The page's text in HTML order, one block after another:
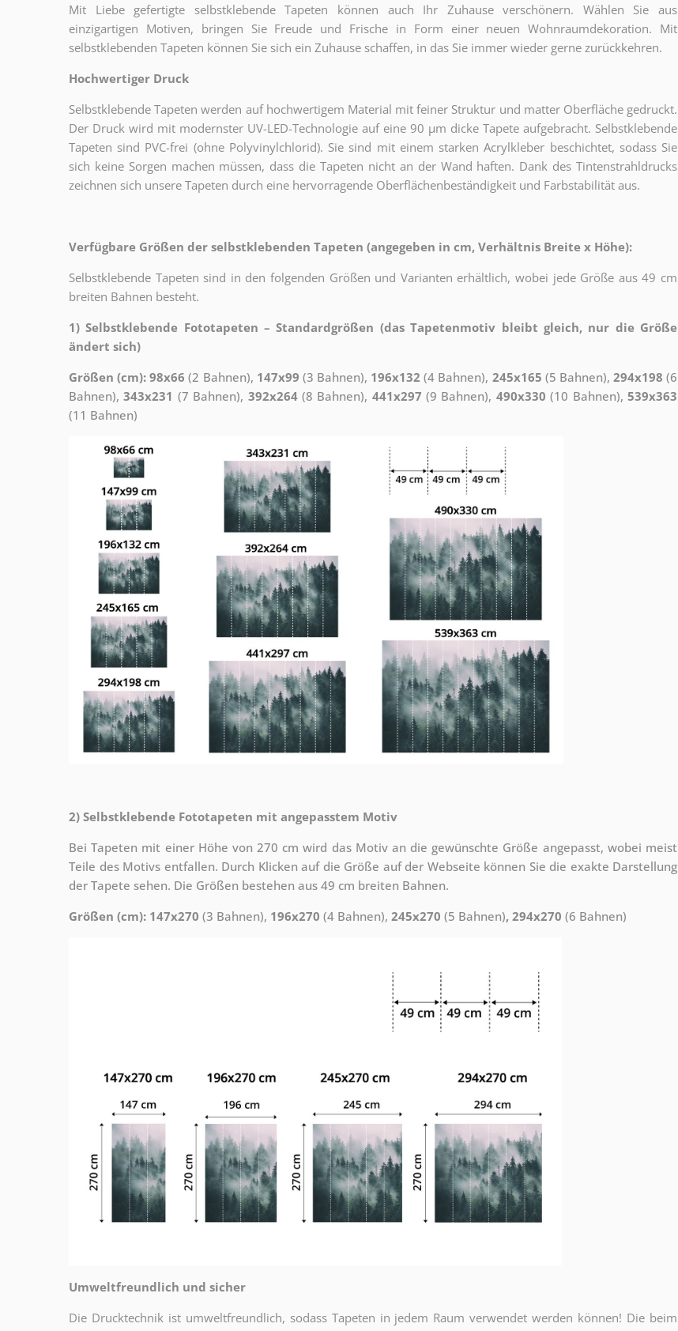
Mit Liebe gefertigte selbstklebende Tapeten können auch Ihr Zuhause verschönern. Wählen Sie aus
einzigartigen Motiven, bringen Sie Freude und Frische in Form einer neuen Wohnraumdekoration. Mit
selbstklebenden Tapeten können Sie sich ein Zuhause schaffen, in das Sie immer wieder gerne zurückkehren.
Hochwertiger Druck
Selbstklebende Tapeten werden auf hochwertigem Material mit feiner Struktur und matter Oberfläche gedruckt.
Der Druck wird mit modernster UV-LED-Technologie auf eine 90 µm dicke Tapete aufgebracht. Selbstklebende
Tapeten sind PVC-frei (ohne Polyvinylchlorid). Sie sind mit einem starken Acrylkleber beschichtet, sodass Sie
sich keine Sorgen machen müssen, dass die Tapeten nicht an der Wand haften. Dank des Tintenstrahldrucks
zeichnen sich unsere Tapeten durch eine hervorragende Oberflächenbeständigkeit und Farbstabilität aus.
Verfügbare Größen der selbstklebenden Tapeten (angegeben in cm, Verhältnis Breite x Höhe):
Selbstklebende Tapeten sind in den folgenden Größen und Varianten erhältlich, wobei jede Größe aus 49 cm
breiten Bahnen besteht.
1) Selbstklebende Fototapeten – Standardgrößen (das Tapetenmotiv bleibt gleich, nur die Größe
ändert sich)
Größen (cm): 98x66 (2 Bahnen), 147x99 (3 Bahnen), 196x132 (4 Bahnen), 245x165 (5 Bahnen), 294x198 (6
Bahnen),343x231 (7 Bahnen), 392x264(8 Bahnen), 441x297 (9 Bahnen), 490x330 (10 Bahnen),539x363
(11 Bahnen)
2) Selbstklebende Fototapeten mit angepasstem Motiv
Bei Tapeten mit einer Höhe von 270 cm wird das Motiv an die gewünschte Größe angepasst, wobei meist
Teile des Motivs entfallen. Durch Klicken auf die Größe auf der Webseite können Sie die exakte Darstellung
der Tapete sehen. Die Größen bestehen aus 49 cm breiten Bahnen.
Größen (cm): 147x270 (3 Bahnen), 196x270 (4 Bahnen), 245x270 (5 Bahnen), 294x270 (6 Bahnen)
Umweltfreundlich und sicher
Die Drucktechnik ist umweltfreundlich, sodass Tapeten in jedem Raum verwendet werden können! Die beim